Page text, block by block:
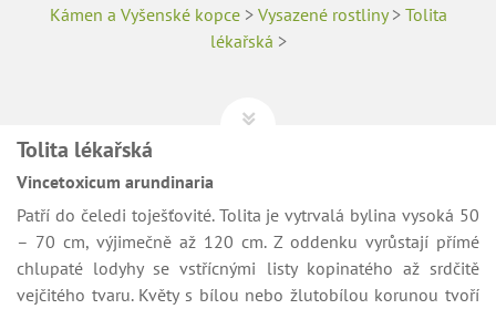
Kámen a Vyšenské kopce> Vysazené rostliny> Tolita
lékařská >
Tolita lékařská
Vincetoxicum arundinaria
Patří do čeledi toješťovité. Tolita je vytrvalá bylina vysoká 50
– 70 cm, výjimečně až 120 cm. Z oddenku vyrůstají přímé
chlupaté lodyhy se vstřícnými listy kopinatého až srdčitě
vejčitého tvaru. Květy s bílou nebo žlutobílou korunou tvoří